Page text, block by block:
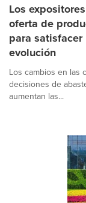
Los
oferta de
para
evolución
Los cambios en las
decisiones de
aumentan las...